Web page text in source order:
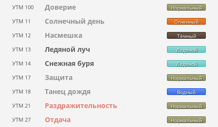
УТМ 100 Доверие Нормальный
УТМ 11 Солнечный день Огненный
УТМ 12 Насмешка Тёмный
УТМ 13 Ледяной луч Ледяной
УТМ 14 Снежная буря Ледяной
УТМ 17 Защита Нормальный
УТМ 18 Танец дождя Водный
УТМ 21 Раздражительность Нормальный
УТМ 27 Отдача Нормальный